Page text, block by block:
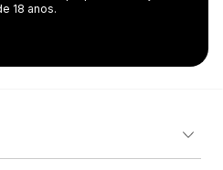
18 anos.